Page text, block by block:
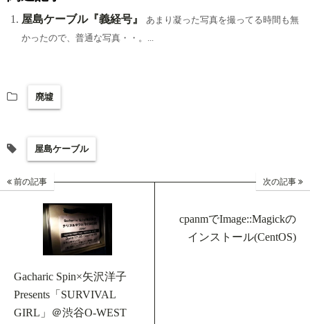
ok a
ds y
屋島ケーブル『義経号』
あまり凝った写真を撮ってる時間も無
かったので、普通な写真・・。...
廃墟
屋島ケーブル
前の記事
Gacharic Spin×矢沢洋子
Presents「SURVIVAL
GIRL」＠渋谷O-WEST
次の記事
cpanmでImage::Magickの
インストール(CentOS)